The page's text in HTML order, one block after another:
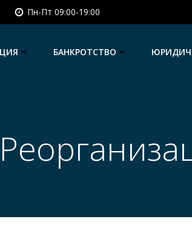
Пн-Пт 09:00-19:00
БАНКРОТСТВО